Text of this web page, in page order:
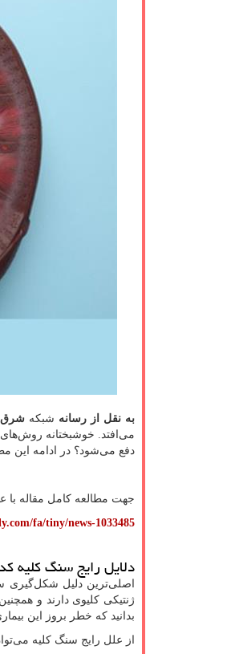
به نقل از رسانه شبکه شرق
می‌افتد. خوشبختانه
دفع می‌شود؟ در ادامه این
جهت مطالعه کامل مقاله با
fa/tiny/news-1033485
دلایل رایج سنگ کلیه
اصلی‌ترین دلیل شکل‌گیری
ژنتیکی کلیوی دارند و
بدانید که خطر بروز این بیماری در بازه سنی
از علل رایج سنگ کلیه